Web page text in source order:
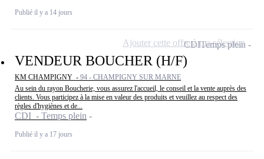
Publié il y a 14 jours
VENDEUR BOUCHER (H/F)
KM CHAMPIGNY - 94 - CHAMPIGNY SUR MARNE
Au sein du rayon Boucherie, vous assurez l'accueil, le conseil et la vente auprès des
clients. Vous participez à la mise en valeur des produits et veuillez au respect des
règles d'hygiènes et de...
CDI - Temps plein
Publié il y a 17 jours
CDITemps plein
Ajouter cette offre à ma sélection